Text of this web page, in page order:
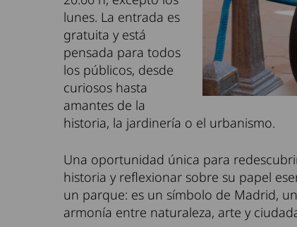
lunes. La entrada es
gratuita y está
pensada para todos
los públicos, desde
curiosos hasta
amantes de la
historia, la jardinería o el urbanismo.
Una oportunidad única para
historia y reflexionar sobre su papel
un parque: es un símbolo de Madrid,
armonía entre naturaleza, arte y